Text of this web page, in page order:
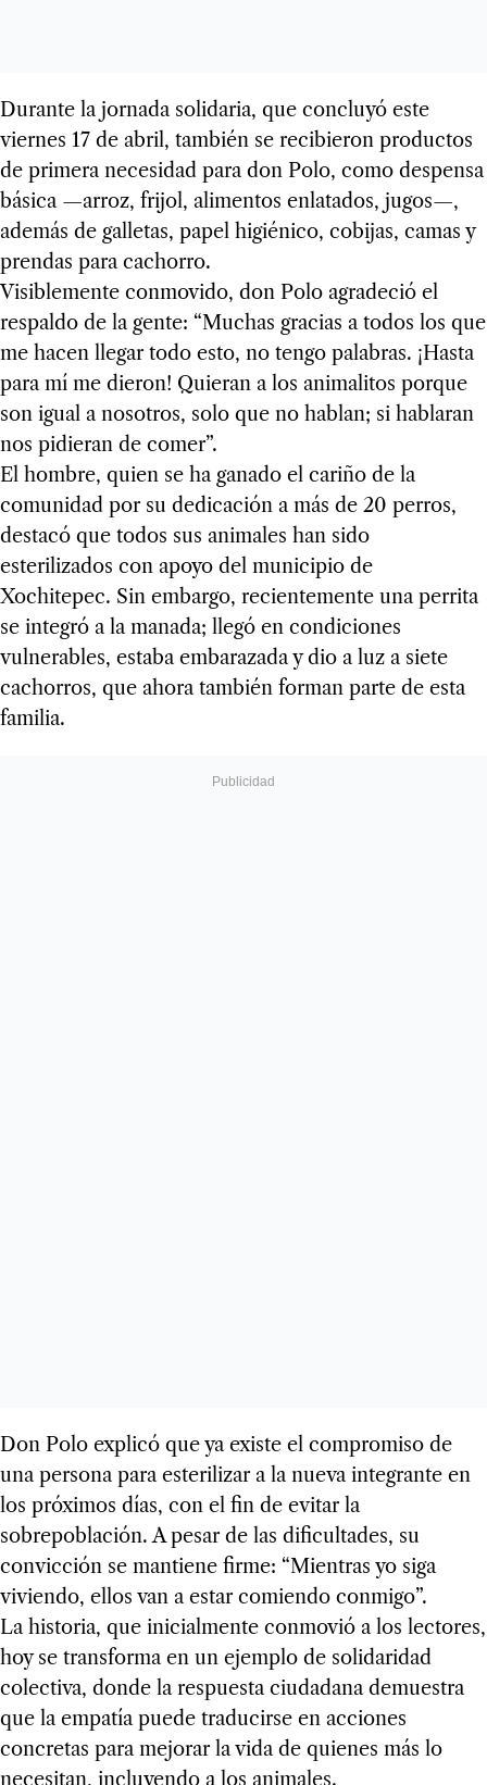
Durante la jornada solidaria, que concluyó este
viernes 17 de abril, también se recibieron productos
de primera necesidad para don Polo, como despensa
básica —arroz, frijol, alimentos enlatados, jugos—,
además de galletas, papel higiénico, cobijas, camas y
prendas para cachorro.
Visiblemente conmovido, don Polo agradeció el
respaldo de la gente: “Muchas gracias a todos los que
me hacen llegar todo esto, no tengo palabras. ¡Hasta
para mí me dieron! Quieran a los animalitos porque
son igual a nosotros, solo que no hablan; si hablaran
nos pidieran de comer”.
El hombre, quien se ha ganado el cariño de la
comunidad por su dedicación a más de 20 perros,
destacó que todos sus animales han sido
esterilizados con apoyo del municipio de
Xochitepec. Sin embargo, recientemente una perrita
se integró a la manada; llegó en condiciones
vulnerables, estaba embarazada y dio a luz a siete
cachorros, que ahora también forman parte de esta
familia.
Don Polo explicó que ya existe el compromiso de
una persona para esterilizar a la nueva integrante en
los próximos días, con el fin de evitar la
sobrepoblación. A pesar de las dificultades, su
convicción se mantiene firme: “Mientras yo siga
viviendo, ellos van a estar comiendo conmigo”.
La historia, que inicialmente conmovió a los lectores,
hoy se transforma en un ejemplo de solidaridad
colectiva, donde la respuesta ciudadana demuestra
que la empatía puede traducirse en acciones
concretas para mejorar la vida de quienes más lo
necesitan, incluyendo a los animales.